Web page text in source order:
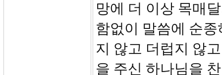
망에 더 이상 목매
함없이 말씀에 순
지 않고 더럽지 않
을 주신 하나님을